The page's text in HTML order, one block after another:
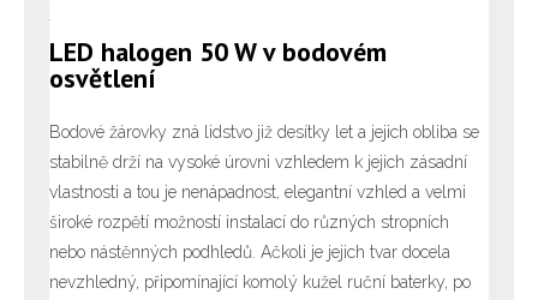
LED halogen 50 W v bodovém
osvětlení
Bodové žárovky zná lidstvo již desítky let a jejich obliba se
stabilně drží na vysoké úrovni vzhledem k jejich zásadní
vlastnosti a tou je nenápadnost, elegantní vzhled a velmi
široké rozpětí možností instalací do různých stropních
nebo nástěnných podhledů. Ačkoli je jejich tvar docela
nevzhledný, připomínající komolý kužel ruční baterky, po